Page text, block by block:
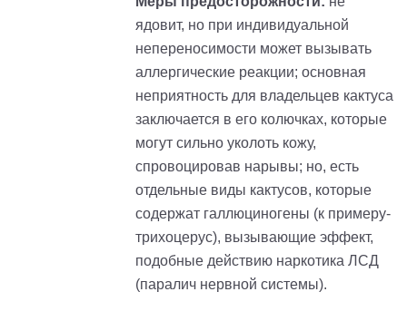
ядовит, но при индивидуальной
непереносимости может вызывать
аллергические реакции; основная
неприятность для владельцев кактуса
заключается в его колючках, которые
могут сильно уколоть кожу,
спровоцировав нарывы; но, есть
отдельные виды кактусов, которые
содержат галлюциногены (к примеру-
трихоцерус), вызывающие эффект,
подобные действию наркотика ЛСД
(паралич нервной системы).